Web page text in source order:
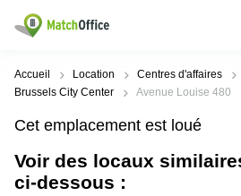
Rechercher / publier
Types
d'espaces
Bureaux
Villes
Populaires
Alost
Recherches
populaires
Bureau
a louer
Aide
Qui sommes-nous?
Accueil Location Centres d'affaires
Brussels City Center
Avenue Louise 480
Cet emplacement est loué
Voir des locaux
ci-dessous :